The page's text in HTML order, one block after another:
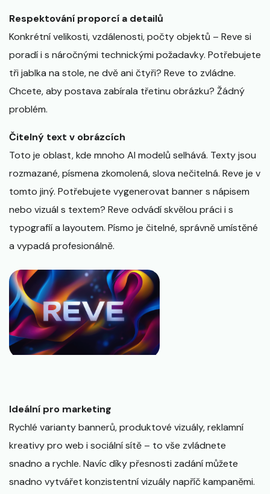
Respektování proporcí a detailů
Konkrétní velikosti, vzdálenosti, počty objektů – Reve si
poradí i s náročnými technickými požadavky. Potřebujete
tři jablka na stole, ne dvě ani čtyři? Reve to zvládne.
Chcete, aby postava zabírala třetinu obrázku? Žádný
problém.
Čitelný text v obrázcích
Toto je oblast, kde mnoho AI modelů selhává. Texty jsou
rozmazané, písmena zkomolená, slova nečitelná. Reve je v
tomto jiný. Potřebujete vygenerovat banner s nápisem
nebo vizuál s textem? Reve odvádí skvělou práci i s
typografií a layoutem. Písmo je čitelné, správně umístěné
a vypadá profesionálně.
Ideální pro marketing
Rychlé varianty bannerů, produktové vizuály, reklamní
kreativy pro web i sociální sítě – to vše zvládnete
snadno a rychle. Navíc díky přesnosti zadání můžete
snadno vytvářet konzistentní vizuály napříč kampaněmi.